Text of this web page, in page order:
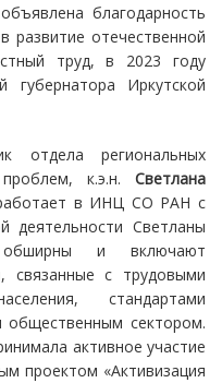
благодарность
развитие отечественной
труд, в 2023 году
губернатора Иркутской
отдела региональных
к.э.н. Светлана
в ИНЦ СО РАН с
деятельности Светланы
обширны и включают
связанные с трудовыми
стандартами
общественным сектором.
активное участие
проектом «Активизация